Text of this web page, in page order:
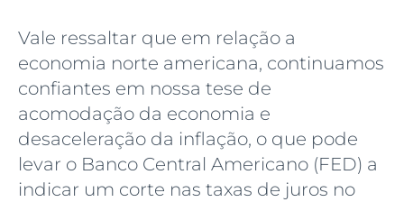
Vale ressaltar que em relação a
economia norte americana, continuamos
confiantes em nossa tese de
acomodação da economia e
desaceleração da inflação, o que pode
levar o Banco Central Americano (FED) a
indicar um corte nas taxas de juros no